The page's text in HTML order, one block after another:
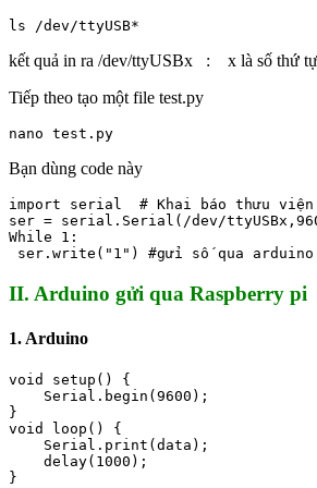
ls /dev/ttyUSB*
kết quả in ra /dev/ttyUSBx : x là số thứ
Tiếp theo tạo một file test.py
nano test.py
Bạn dùng code này
import serial  # Khai báo thưu
ser = serial.Serial(/dev/
While 1:
ser.write("1") #gửi số qua
II. Arduino gửi qua Raspberry pi
1. Arduino
void setup() {
    Serial.begin(9600);
}
void loop() {
    Serial.print(data);
    delay(1000);
}